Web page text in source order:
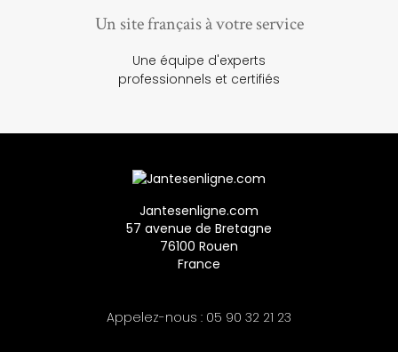
Un site français à votre service
Une équipe d'experts
professionnels et certifiés
Jantesenligne.com
57 avenue de Bretagne
76100 Rouen
France
Appelez-nous : 05 90 32 21 23